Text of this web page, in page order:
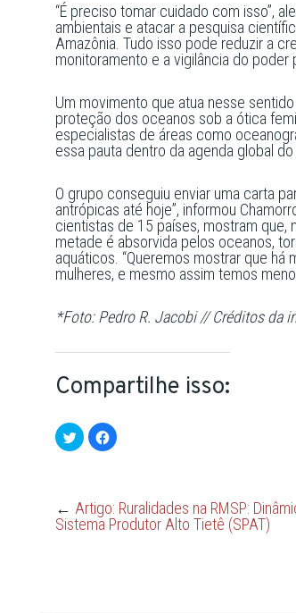
“É preciso tomar cuidado com isso”,
ambientais e atacar a pesquisa
Amazônia. Tudo isso pode reduzir a
monitoramento e a vigilância do
Um movimento que atua nesse
proteção dos oceanos sob a ótica
especialistas de áreas como
essa pauta dentro da agenda global
O grupo conseguiu enviar uma carta
antrópicas até hoje”, informou
cientistas de 15 países, mostram
metade é absorvida pelos oceanos,
aquáticos. “Queremos mostrar que
mulheres, e mesmo assim temos
*Foto: Pedro R. Jacobi // Créditos da
Compartilhe isso:
Clique
para
compartilhar
janela)
Clique
para
janela)
← Artigo: Ruralidades na RMSP:
Sistema Produtor Alto Tietê (SPAT)